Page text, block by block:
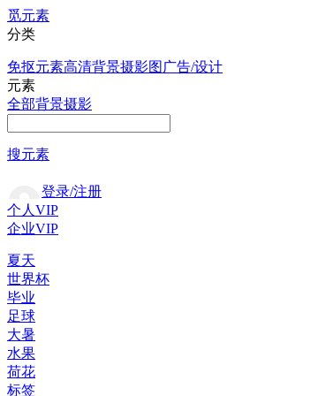
觅元素
分类
免抠元素高清背景摄影图 广告/设计
元素
全部背景摄影
搜元素
登录/注册
个人VIP
企业VIP
夏天
世界杯
毕业
足球
大暑
水果
荷花
标签